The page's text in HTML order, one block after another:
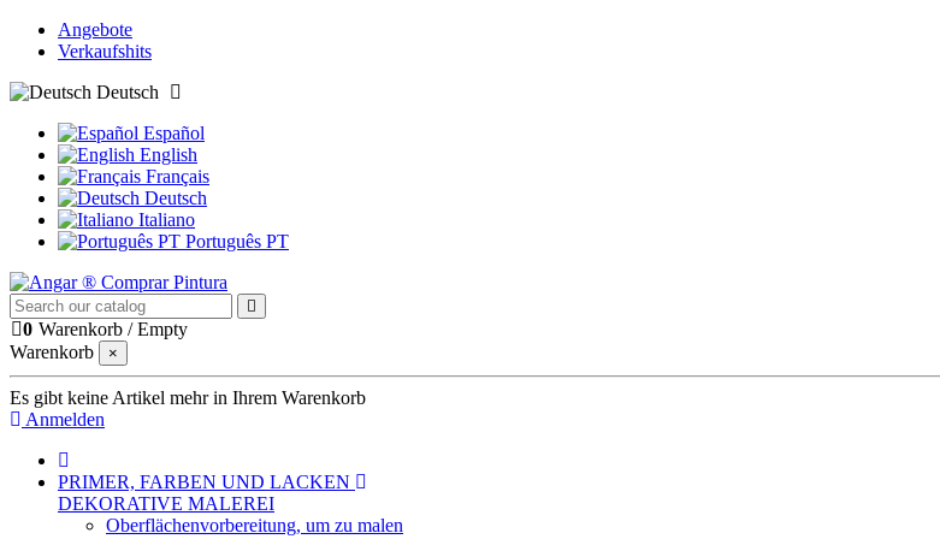
Angebote
Verkaufshits
Deutsch
Español
English
Français
Deutsch
Italiano
Português PT
0 Warenkorb /Empty
Warenkorb
×
Es gibt keine Artikel mehr in Ihrem Warenkorb
Anmelden
PRIMER, FARBEN UND LACKEN
DEKORATIVE MALEREI
Oberflächenvorbereitung, um zu malen